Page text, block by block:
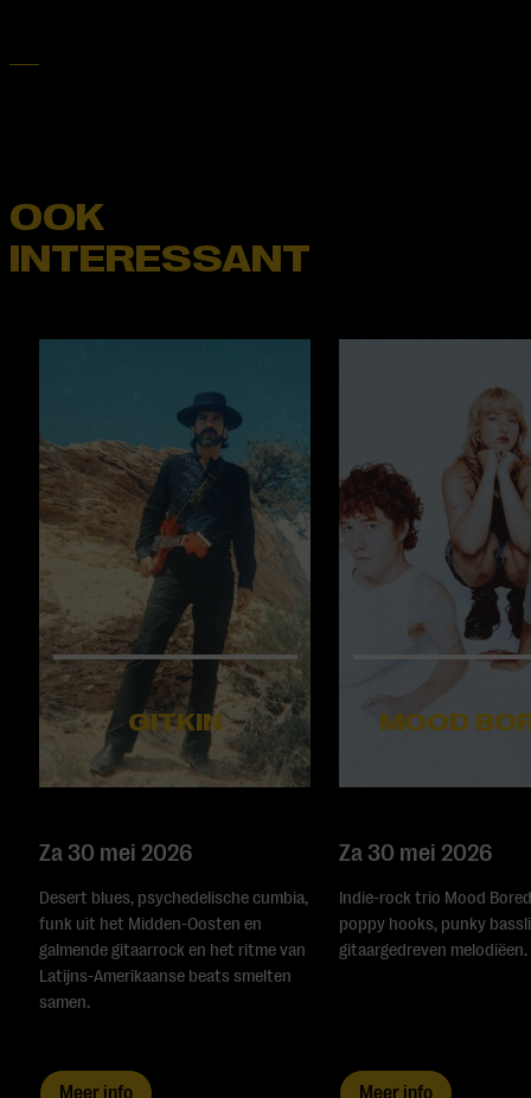
OOK
INTERESSANT
GITKIN
Za 30 mei 2026
Desert blues, psychedelische cumbia,
funk uit het Midden-Oosten en
galmende gitaarrock en het ritme van
Latijns-Amerikaanse beats smelten
samen.
Meer info
MOOD
Za 30 mei 2026
Indie-rock trio Mood
poppy hooks, punky
gitaargedreven melodiëen.
Meer info